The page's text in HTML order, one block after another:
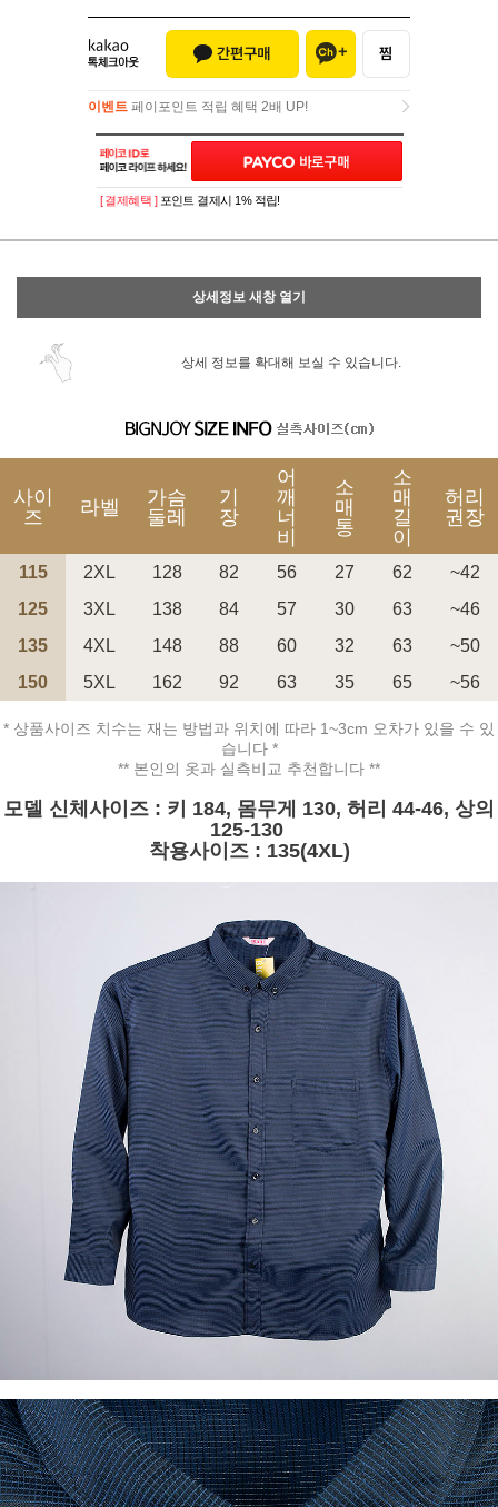
이벤트 페이포인트 적립 혜택 2배 UP!
이벤트페이포인트 적립 혜택 2배 UP!
[ 결제혜택 ] 포인트 결제시 1% 적립!
상세정보 새창 열기
상세 정보를 확대해 보실 수 있습니다.
사이
즈
라벨
가슴
둘레
기
장
어
깨
너
비
소
매
통
소
매
길
이
허리
권장
115 2XL 128 82 56 27 62
~42
125
3XL 138 84 57 30 63
~46
135
4XL 148 88 60 32 63
~50
150
5XL 162 92 63 35 65 ~56
* 상품사이즈 치수는 재는 방법과 위치에 따라 1~3cm 오차가 있을 수 있
습니다 *
** 본인의 옷과 실측비교 추천합니다 **
모델 신체사이즈 : 키 184, 몸무게 130, 허리 44-46, 상의
125-130
착용사이즈 : 135(4XL)